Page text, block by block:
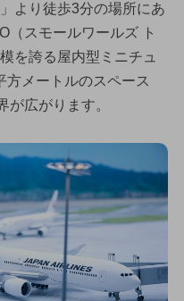
より徒歩3分の場所にあ
（スモールワールズ ト
を誇る屋内型ミニチュ
方メートルのスペース
が広がります。